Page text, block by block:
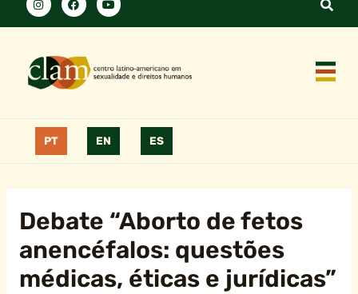
PT EN ES
Debate “Aborto de fetos
anencéfalos: questões
médicas, éticas e jurídicas”